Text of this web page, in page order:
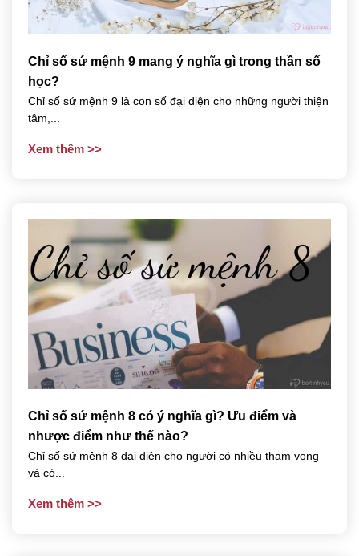
Chỉ số sứ mệnh 9 mang ý nghĩa gì trong thần số
học?
Chỉ số sứ mệnh 9 là con số đại diện cho những người thiện
tâm,...
Xem thêm
Chỉ số sứ mệnh 8 có ý nghĩa gì? Ưu điểm và
nhược điểm như thế nào?
Chỉ số sứ mệnh 8 đại diện cho người có nhiều tham vọng
và có...
Xem thêm